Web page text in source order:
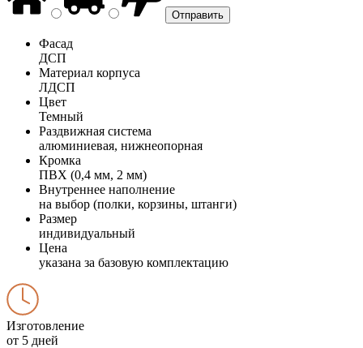
Фасад
ДСП
Материал корпуса
ЛДСП
Цвет
Темный
Раздвижная система
алюминиевая, нижнеопорная
Кромка
ПВХ (0,4 мм, 2 мм)
Внутреннее наполнение
на выбор (полки, корзины, штанги)
Размер
индивидуальный
Цена
указана за базовую комплектацию
Изготовление
от 5 дней